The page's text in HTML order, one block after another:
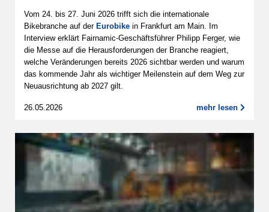
Vom 24. bis 27. Juni 2026 trifft sich die internationale
Bikebranche auf der Eurobike in Frankfurt am Main. Im
Interview erklärt Fairnamic-Geschäftsführer Philipp Ferger, wie
die Messe auf die Herausforderungen der Branche reagiert,
welche Veränderungen bereits 2026 sichtbar werden und warum
das kommende Jahr als wichtiger Meilenstein auf dem Weg zur
Neuausrichtung ab 2027 gilt.
26.05.2026 mehr lesen